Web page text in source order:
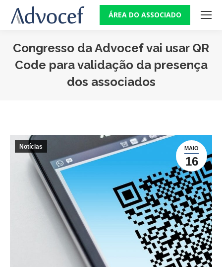
ÁREA DO ASSOCIADO
Congresso da Advocef vai usar QR
Code para validação da presença
dos associados
MAIO
16
Notícias